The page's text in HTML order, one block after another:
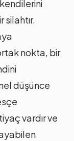
silahtır.
nokta, bir
düşünce
vardır ve